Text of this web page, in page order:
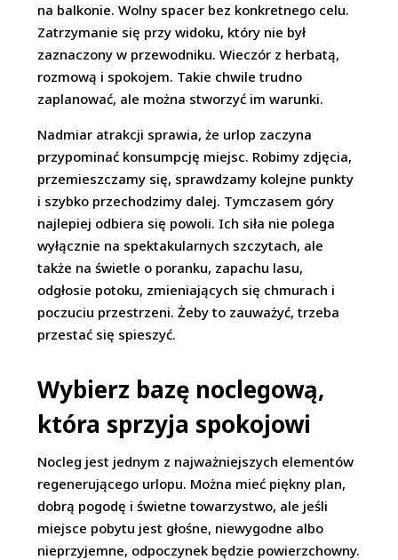
na balkonie. Wolny spacer bez konkretnego celu.
Zatrzymanie się przy widoku, który nie był
zaznaczony w przewodniku. Wieczór z herbatą,
rozmową i spokojem. Takie chwile trudno
zaplanować, ale można stworzyć im warunki.
Nadmiar atrakcji sprawia, że urlop zaczyna
przypominać konsumpcję miejsc. Robimy zdjęcia,
przemieszczamy się, sprawdzamy kolejne punkty
i szybko przechodzimy dalej. Tymczasem góry
najlepiej odbiera się powoli. Ich siła nie polega
wyłącznie na spektakularnych szczytach, ale
także na świetle o poranku, zapachu lasu,
odgłosie potoku, zmieniających się chmurach i
poczuciu przestrzeni. Żeby to zauważyć, trzeba
przestać się spieszyć.
Wybierz bazę noclegową,
która sprzyja spokojowi
Nocleg jest jednym z najważniejszych elementów
regenerującego urlopu. Można mieć piękny plan,
dobrą pogodę i świetne towarzystwo, ale jeśli
miejsce pobytu jest głośne, niewygodne albo
nieprzyjemne, odpoczynek będzie powierzchowny.